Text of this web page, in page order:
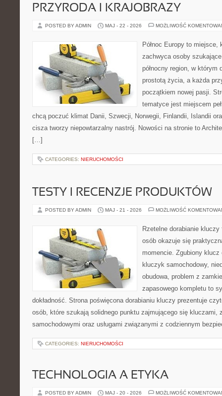
PRZYRODA I KRAJOBRAZY
POSTED BY ADMIN MAJ - 22 - 2026 MOŻLIWOŚĆ
Północ Europy to miejsce,
zachwyca osoby
północny region, w
prostotą życia, a każda
początkiem nowej pasji.
tematyce jest miejscem
chcą poczuć klimat Danii, Szwecji, Norwegii, Finlandii, Islandii
cisza tworzy niepowtarzalny nastrój. Nowości na stronie to
[…]
CATEGORIES: NIERUCHOMOŚCI
TESTY I RECENZJE PRODUKTÓW
POSTED BY ADMIN MAJ - 21 - 2026 MOŻLIWOŚĆ
Rzetelne dorabianie
osób okazuje się
momencie. Zgubiony
kluczyk samochodowy,
obudowa, problem z
zapasowego kompletu to
dokładność. Strona poświęcona dorabianiu kluczy prezentuje
osób, które szukają solidnego punktu zajmującego się kluczami,
samochodowymi oraz usługami związanymi z codziennym
CATEGORIES: NIERUCHOMOŚCI
TECHNOLOGIA A ETYKA
POSTED BY ADMIN MAJ - 20 - 2026 MOŻLIWOŚĆ